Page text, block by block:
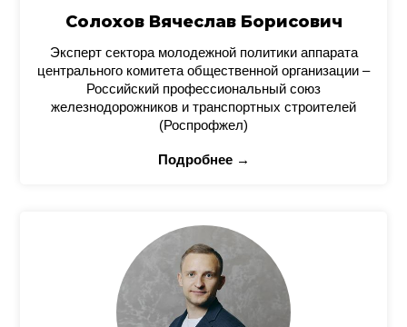
Солохов Вячеслав Борисович
Эксперт сектора молодежной политики аппарата
центрального комитета общественной организации –
Российский профессиональный союз
железнодорожников и транспортных строителей
(Роспрофжел)
Подробнее →